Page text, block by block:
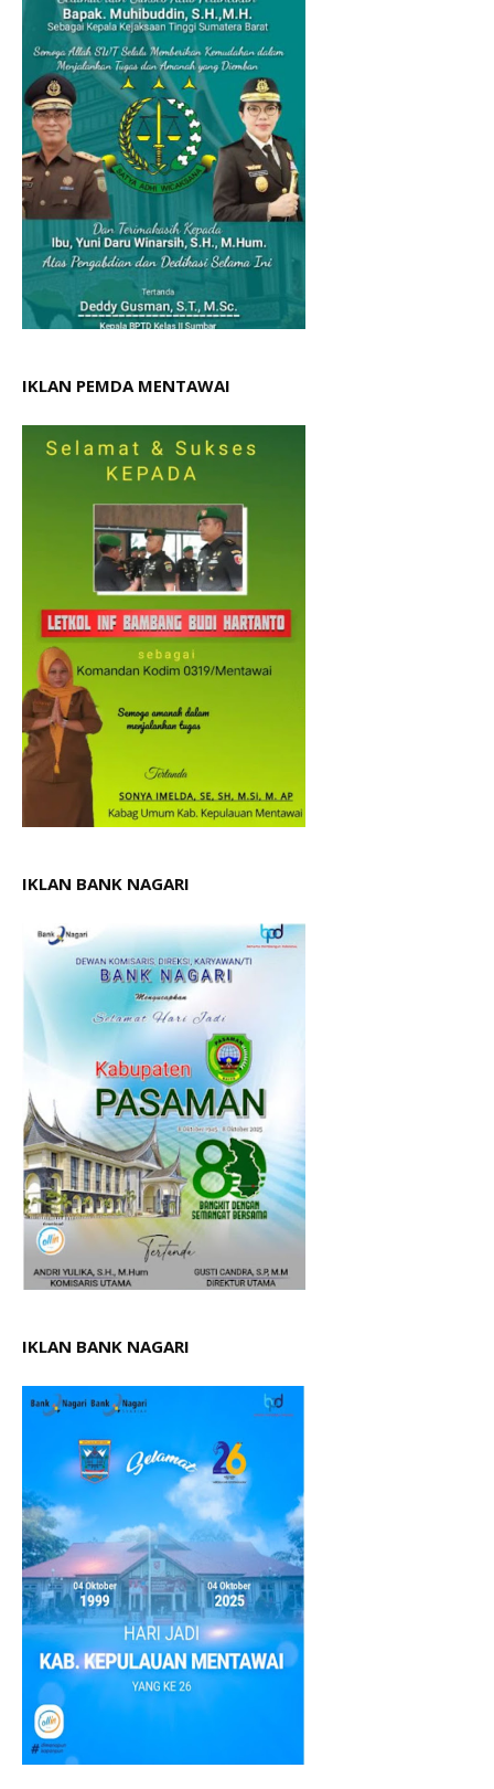
IKLAN PEMDA MENTAWAI
IKLAN BANK NAGARI
IKLAN BANK NAGARI